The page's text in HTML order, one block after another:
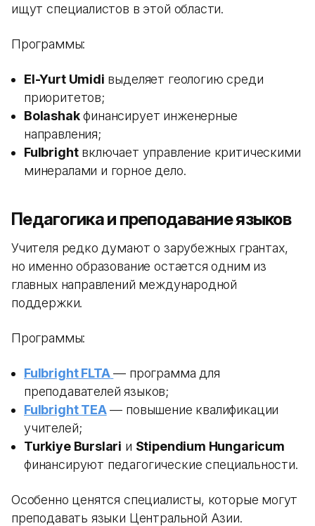
ищут специалистов в этой области.
Программы:
El-Yurt Umidi выделяет геологию среди
приоритетов;
Bolashakфинансирует инженерные
направления;
Fulbrightвключает управление критическими
минералами и горное дело.
Педагогика и преподавание языков
Учителя редко думают о зарубежных грантах,
но именно образование остается одним из
главных направлений международной
поддержки.
Программы:
Fulbright FLTA — программа для
преподавателей языков;
Fulbright TEA— повышение квалификации
учителей;
Turkiye Burslari и Stipendium Hungaricum
финансируют педагогические специальности.
Особенно ценятся специалисты, которые могут
преподавать языки Центральной Азии.